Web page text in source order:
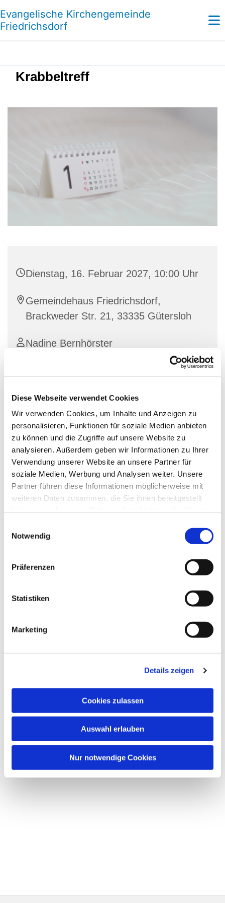
Diese Webseite verwendet Cookies
Wir verwenden Cookies, um Inhalte und Anzeigen zu
personalisieren, Funktionen für soziale Medien anbieten
zu können und die Zugriffe auf unsere Website zu
analysieren. Außerdem geben wir Informationen zu Ihrer
Verwendung unserer Website an unsere Partner für
soziale Medien, Werbung und Analysen weiter. Unsere
Partner führen diese Informationen möglicherweise mit
weiteren Daten zusammen, die Sie ihnen bereitgestellt
Notwendig
Präferenzen
Statistiken
Marketing
Details zeigen
Cookies zulassen
Auswahl erlauben
Nur notwendige Cookies
Evangelische Kirchengemeinde
Friedrichsdorf
Krabbeltreff
Dienstag, 16. Februar 2027, 10:00 Uhr
Gemeindehaus Friedrichsdorf,
Brackweder Str. 21, 33335 Gütersloh
Nadine Bernhörster
Dies könnte Sie auch